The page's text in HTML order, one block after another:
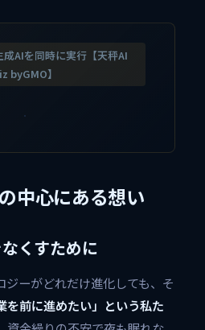
AIを同時に実行【天秤AI
byGMO】
中心にある想い
くすために
ジーがどれだけ進化しても、そ
を前に進めたい」という私た